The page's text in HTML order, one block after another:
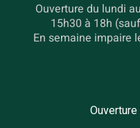
Ouverture du lundi
15h30 à 18h
En semaine impaire